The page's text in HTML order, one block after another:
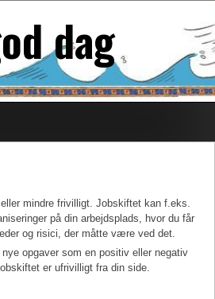
dag
mindre frivilligt. Jobskiftet kan f.eks.
på din arbejdsplads, hvor du får
og risici, der måtte være ved det.
opgaver som en positiv eller negativ
er ufrivilligt fra din side.